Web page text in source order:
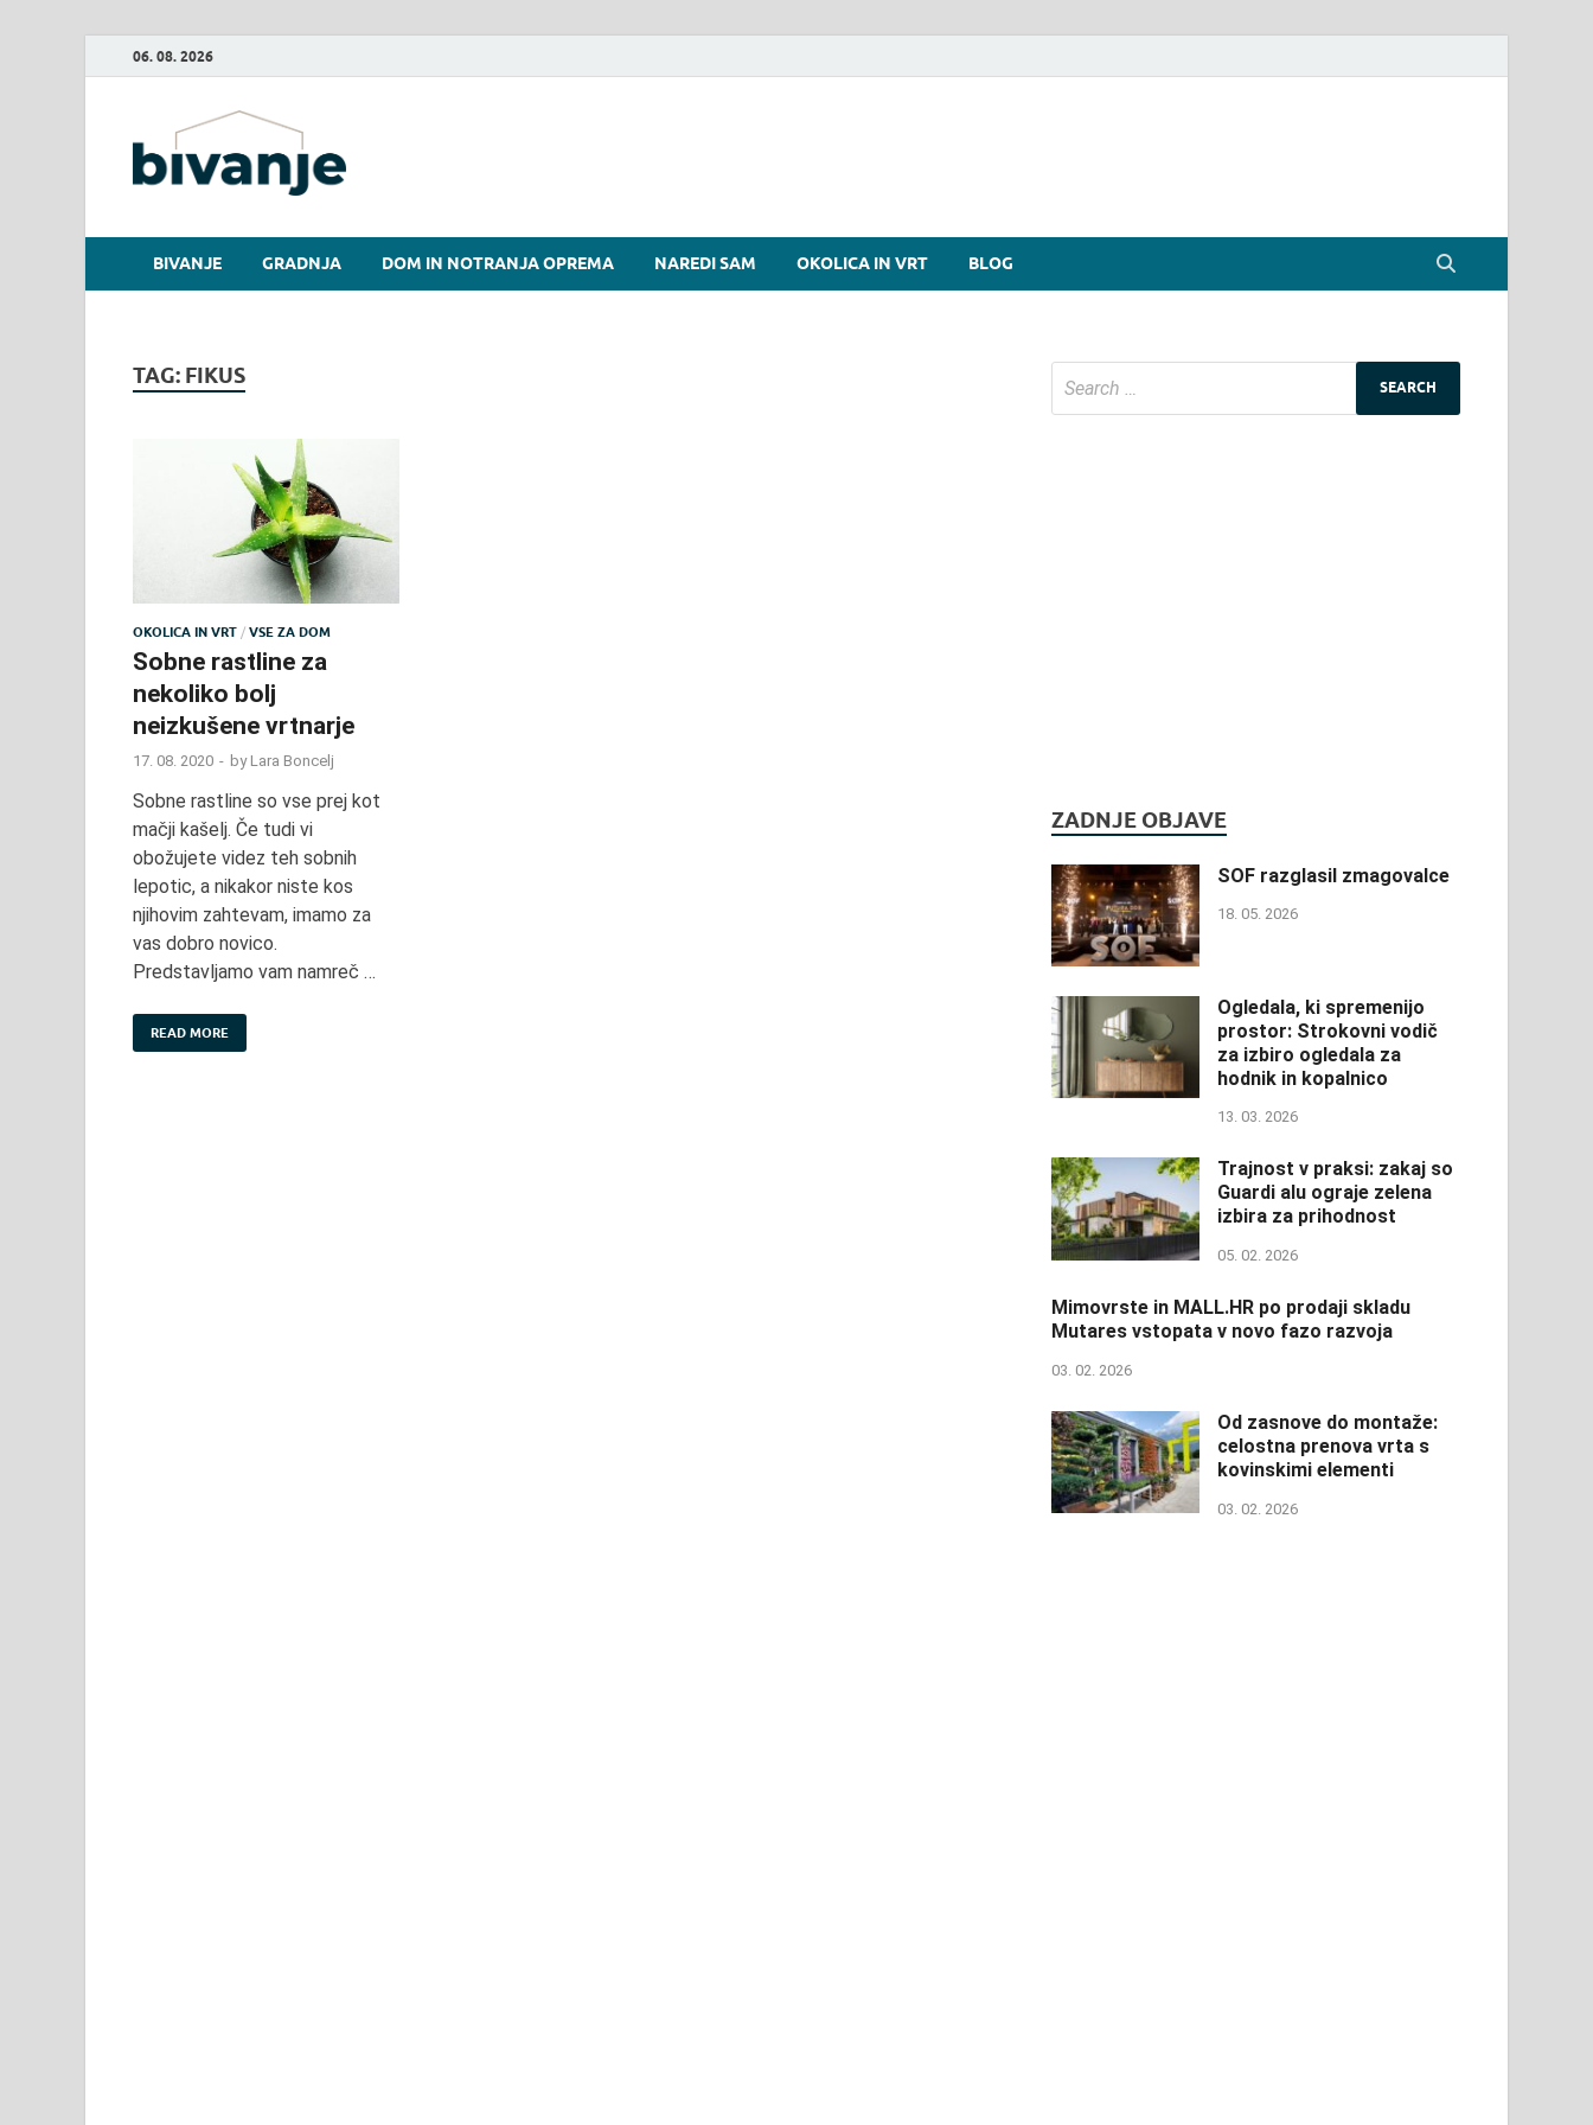
06. 08. 2026
BIVANJE GRADNJA DOM IN NOTRANJA OPREMA NAREDI SAM OKOLICA IN VRT BLOG
TAG: FIKUS
OKOLICA IN VRT / VSE ZA DOM
Sobne rastline za
nekoliko bolj
neizkušene vrtnarje
17. 08. 2020 - by Lara Boncelj
Sobne rastline so vse prej kot
mačji kašelj. Če tudi vi
obožujete videz teh sobnih
lepotic, a nikakor niste kos
njihovim zahtevam, imamo za
vas dobro novico.
Predstavljamo vam namreč …
READ MORE
ZADNJE OBJAVE
SOF razglasil zmagovalce
18. 05. 2026
Ogledala, ki spremenijo
prostor: Strokovni vodič
za izbiro ogledala za
hodnik in kopalnico
13. 03. 2026
Trajnost v praksi: zakaj so
Guardi alu ograje zelena
izbira za prihodnost
05. 02. 2026
Mimovrste in MALL.HR po prodaji skladu
Mutares vstopata v novo fazo razvoja
03. 02. 2026
Od zasnove do montaže:
celostna prenova vrta s
kovinskimi elementi
03. 02. 2026